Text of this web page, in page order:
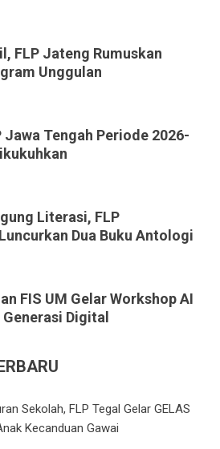
FLP Jateng Rumuskan
Unggulan
Jawa Tengah Periode 2026-
Literasi, FLP
Dua Buku Antologi
FIS UM Gelar Workshop AI
Digital
Sekolah, FLP Tegal Gelar GELAS
Kecanduan Gawai